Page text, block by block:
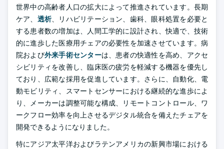
世界中の高齢者人口の拡大によって推進されています。長期
ケア、 透析、リハビリテーション、歯科、眼科処置を必要と
する患者数の増加は、人間工学的に設計され、快適で、技術
的に進歩した医療用チェアの必要性を加速させています。病
院および外来手術センターは、患者の快適性を高め、アクセ
シビリティを改善し、臨床医の疲労を軽減する機器を優先し
ており、広範な採用を促進しています。さらに、自動化、電
動モビリティ、スマートセンサーにおける継続的な進歩によ
り、メーカーは調整可能な構成、リモートコントロール、ワ
ークフロー効率を向上させるデジタル統合を備えたチェアを
開発できるようになりました。
特にアジア太平洋およびラテンアメリカの新興市場における